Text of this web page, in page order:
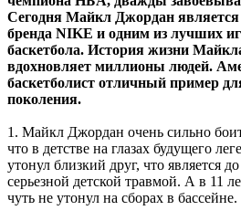
Сегодня Майкл Джордан
бренда NIKE и одним из лучших
баскетбола. История жизни
вдохновляет миллионы людей.
баскетболист отличный пример
поколения.
1. Майкл Джордан очень сильно
что в детстве на глазах будущего
утонул близкий друг, что является
серьезной детской травмой. А в 11
чуть не утонул на сборах в бассейне.